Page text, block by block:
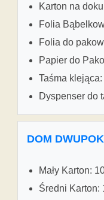
Karton na
Folia
Folia do
Papier do
Taśma
Dyspenser do
DOM
Mały Karton:
Średni Karton: